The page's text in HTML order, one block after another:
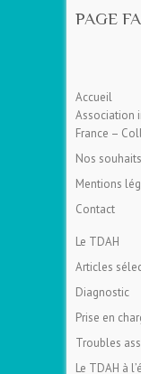
PAGE
Accueil
Association
France –
Nos souhaits
Mentions
Contact
Le TDAH
Articles
Diagnostic
Prise en
Troubles
Le TDAH à